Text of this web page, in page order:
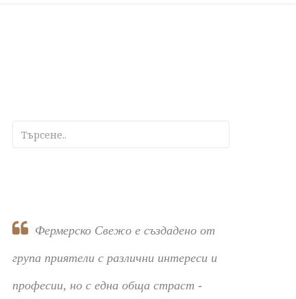
Фермерско Свежо е създадено от
група приятели с различни интереси и
професии, но с една обща страст -